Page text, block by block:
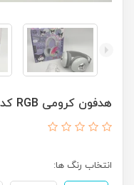
هدفون کرومی RGB کد 980
انتخاب رنگ ها: